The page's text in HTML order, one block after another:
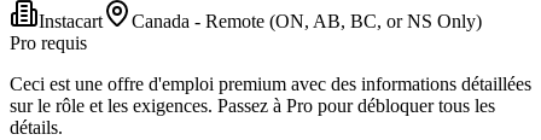
Instacart
Canada - Remote (ON, AB, BC, or NS Only)
Pro requis
Ceci est une offre d'emploi premium avec des informations détaillées
sur le rôle et les exigences. Passez à Pro pour débloquer tous les
détails.